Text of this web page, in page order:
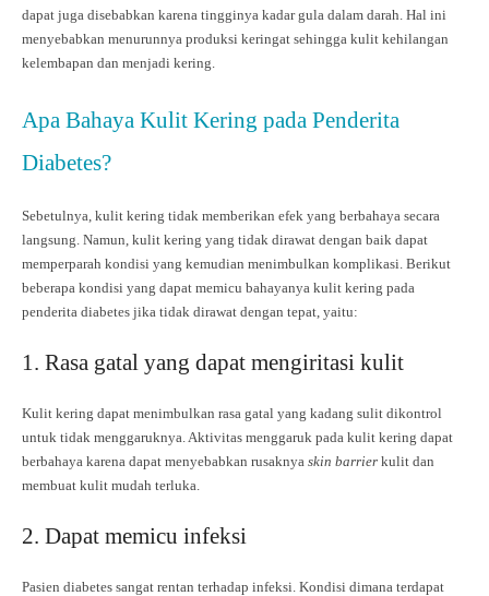
dapat juga disebabkan karena tingginya kadar gula dalam darah. Hal ini
menyebabkan menurunnya produksi keringat sehingga kulit kehilangan
kelembapan dan menjadi kering.
Apa Bahaya Kulit Kering pada Penderita
Diabetes?
Sebetulnya, kulit kering tidak memberikan efek yang berbahaya secara
langsung. Namun, kulit kering yang tidak dirawat dengan baik dapat
memperparah kondisi yang kemudian menimbulkan komplikasi. Berikut
beberapa kondisi yang dapat memicu bahayanya kulit kering pada
penderita diabetes jika tidak dirawat dengan tepat, yaitu:
1. Rasa gatal yang dapat mengiritasi kulit
Kulit kering dapat menimbulkan rasa gatal yang kadang sulit dikontrol
untuk tidak menggaruknya. Aktivitas menggaruk pada kulit kering dapat
berbahaya karena dapat menyebabkan rusaknya skin barrier kulit dan
membuat kulit mudah terluka.
2. Dapat memicu infeksi
Pasien diabetes sangat rentan terhadap infeksi. Kondisi dimana terdapat